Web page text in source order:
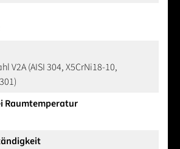
V2A (AISI 304, X5CrNi18-10,
Raumtemperatur